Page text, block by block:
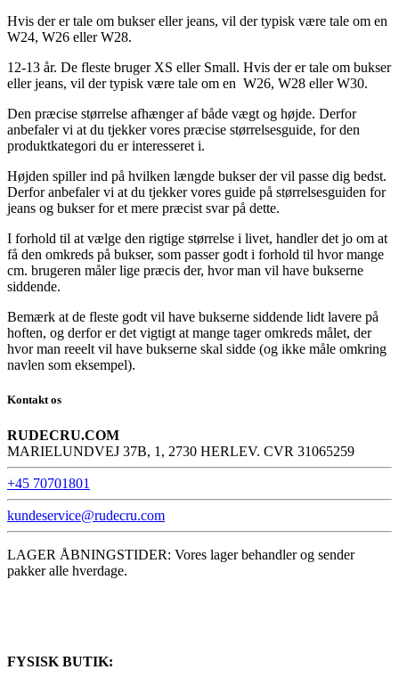
Hvis der er tale om bukser eller jeans, vil der typisk være tale om en
W24, W26 eller W28.
12-13 år. De fleste bruger XS eller Small. Hvis der er tale om bukser
eller jeans, vil der typisk være tale om en W26, W28 eller W30.
Den præcise størrelse afhænger af både vægt og højde. Derfor
anbefaler vi at du tjekker vores præcise størrelsesguide, for den
produktkategori du er interesseret i.
Højden spiller ind på hvilken længde bukser der vil passe dig bedst.
Derfor anbefaler vi at du tjekker vores guide på størrelsesguiden for
jeans og bukser for et mere præcist svar på dette.
I forhold til at vælge den rigtige størrelse i livet, handler det jo om at
få den omkreds på bukser, som passer godt i forhold til hvor mange
cm. brugeren måler lige præcis der, hvor man vil have bukserne
siddende.
Bemærk at de fleste godt vil have bukserne siddende lidt lavere på
hoften, og derfor er det vigtigt at mange tager omkreds målet, der
hvor man reeelt vil have bukserne skal sidde (og ikke måle omkring
navlen som eksempel).
Kontakt os
RUDECRU.COM
MARIELUNDVEJ 37B, 1, 2730 HERLEV. CVR 31065259
+45 70701801
kundeservice@rudecru.com
LAGER ÅBNINGSTIDER: Vores lager behandler og sender
pakker alle hverdage.
FYSISK BUTIK: